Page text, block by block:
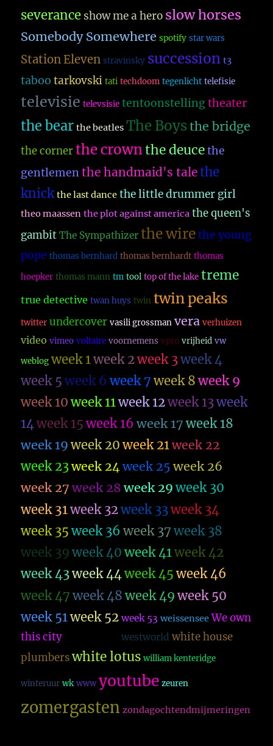
severance show me a hero slow horses
Somebody Somewhere spotify star wars
Station Eleven stravinsky succession t3
taboo tarkovski tati techdoom tegenlicht telefisie
televisie televsisie tentoonstelling theater
the bear the beatles The Boysthe bridge
the corner the crownthe deuce the
gentlemen the handmaid's talethe
knick the last dance the little drummer girl
theo maassen the plot against america the queen's
gambit The Sympathizer the wire the young
pope thomas bernhard thomas bernhardt thomas
hoepker thomas mann tm tool top of the lake treme
true detective twan huys twin twin peaks
twitter undercover vasili grossman vera verhuizen
video vimeo voltaire voornemens vpro vrijheid vw
weblog week 1week 2week 3week 4
week 5 week 6 week 7 week 8 week 9
week 10 week 11week 12week 13week
14week 15 week 16 week 17 week 18
week 19 week 20 week 21week 22
week 23week 24week 25 week 26
week 27 week 28 week 29 week 30
week 31week 32week 33week 34
week 35 week 36 week 37 week 38
week 39 week 40 week 41week 42
week 43week 44week 45 week 46
week 47 week 48 week 49 week 50
week 51week 52 week 53 weissensee We own
this city
westworld white house
plumbers white lotus william kenteridge
winteruur wk www youtube zeuren
zomergasten zondagochtendmijmeringen